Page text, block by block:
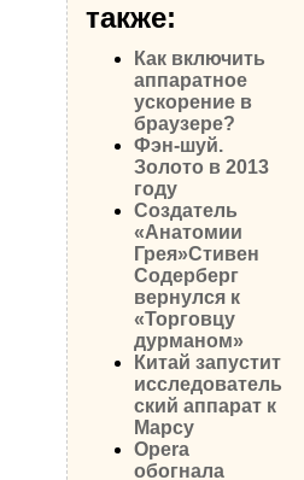
также:
Как включить
аппаратное
ускорение в
браузере?
Фэн-шуй.
Золото в 2013
году
Создатель
«Анатомии
Грея»Стивен
Содерберг
вернулся к
«Торговцу
дурманом»
Китай запустит
исследователь
ский аппарат к
Марсу
Opera
обогнала